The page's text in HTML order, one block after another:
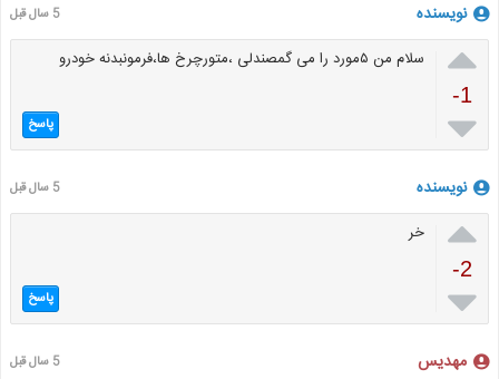
نویسنده 5 سال قبل

-1

سلام من ۵مورد را می گمصندلی ،متورچرخ ها،فرمونبدنه خودرو
پاسخ
نویسنده 5 سال قبل

-2

خر
پاسخ
مهدیس 5 سال قبل